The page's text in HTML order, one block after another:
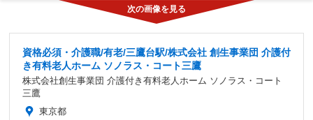
資格必須・介護職/有老/三鷹台駅/株式会社 創生事業団 介護付
き有料老人ホーム ソノラス・コート三鷹
株式会社創生事業団 介護付き有料老人ホーム ソノラス・コート
三鷹
東京都